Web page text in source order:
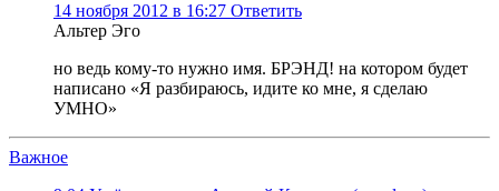
14 ноября 2012 в 16:27 Ответить
Альтер Эго
но ведь кому-то нужно имя. БРЭНД! на котором будет
написано «Я разбираюсь, идите ко мне, я сделаю
УМНО»
Важное